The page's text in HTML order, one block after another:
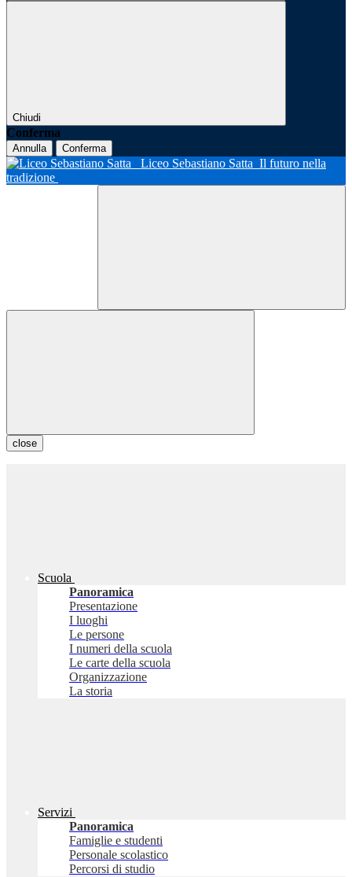
Chiudi
Conferma
Annulla Conferma
Liceo Sebastiano Satta Il futuro nella
tradizione
close
Scuola
Panoramica
Presentazione
I luoghi
Le persone
I numeri della scuola
Le carte della scuola
Organizzazione
La storia
Servizi
Panoramica
Famiglie e studenti
Personale scolastico
Percorsi di studio